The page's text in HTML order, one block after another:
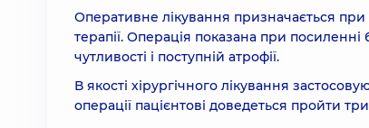
Оперативне лікування призначається при
терапії. Операція показана при
чутливості і поступній атрофії.
В якості хірургічного лікування
операції пацієнтові доведеться пройти